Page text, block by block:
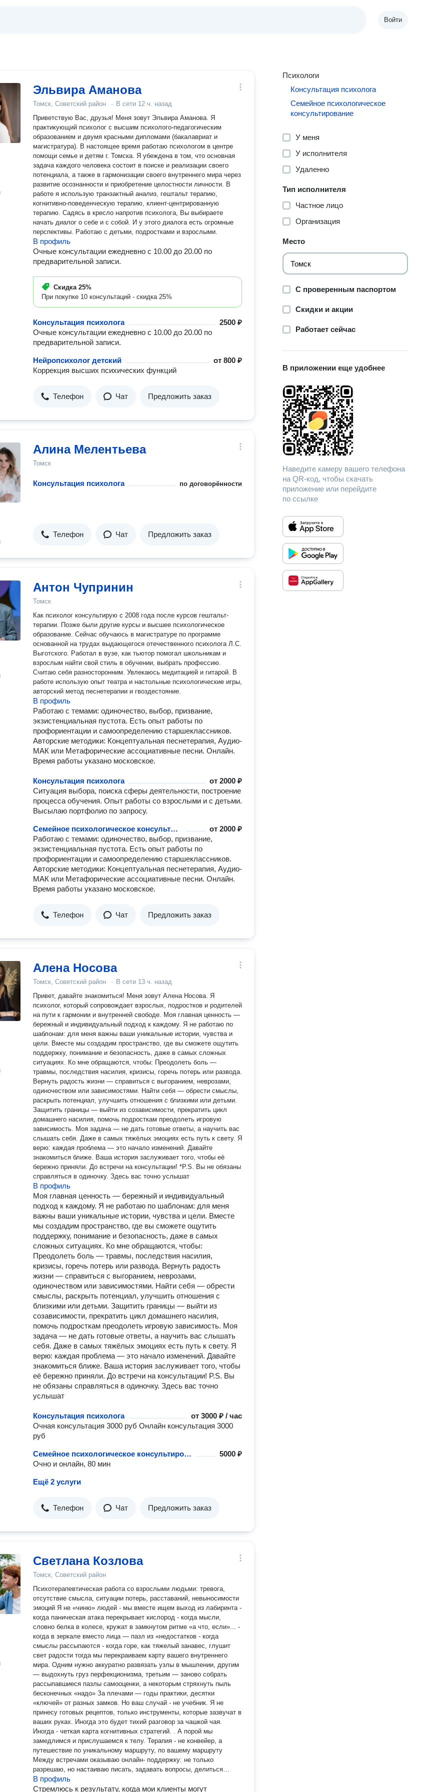
Войти
Эльвира Аманова
Томск, Советский район · В сети 12 ч. назад
Приветствую Вас, друзья! Меня зовут Эльвира Аманова. Я
практикующий психолог с высшим психолого-педагогическим
образованием и двумя красными дипломами (бакалавриат и
магистратура). В настоящее время работаю психологом в центре
помощи семье и детям г. Томска. Я убеждена в том, что основная
задача каждого человека состоит в поиске и реализации своего
потенциала, а также в гармонизации своего внутреннего мира через
развитие осознанности и приобретение целостности личности. В
работе я использую транзактный анализ, гештальт терапию,
когнитивно-поведенческую терапию, клиент-центрированную
терапию. Садясь в кресло напротив психолога, Вы выбираете
начать диалог о себе и с собой. И у этого диалога есть огромные
перспективы. Работаю с детьми, подростками и взрослыми.
В профиль
Очные консультации ежедневно с 10.00 до 20.00 по
предварительной записи.
Скидка 25%
При покупке 10 консультаций - скидка 25%
Консультация психолога
2500 ₽
Очные консультации ежедневно с 10.00 до 20.00 по
предварительной записи.
Нейропсихолог детский от800 ₽
Коррекция высших психических функций
Телефон Чат Предложить заказ
Алина Мелентьева
Томск
Консультация психолога по договорённости
Телефон Чат Предложить заказ
Антон Чупринин
Томск
Как психолог консультирую с 2008 года после курсов гештальт-
терапии. Позже были другие курсы и высшее психологическое
образование. Сейчас обучаюсь в магистратуре по программе
основанной на трудах выдающегося отечественного психолога Л.С.
Выготского. Работал в вузе, как тьютор помогал школьникам и
взрослым найти свой стиль в обучении, выбрать профессию.
Считаю себя разносторонним. Увлекаюсь медитацией и гитарой. В
работе использую опыт театра и настольные психологические игры,
авторский метод песнетерапии и гвоздестояние.
В профиль
Работаю с темами: одиночество, выбор, призвание,
экзистенциальная пустота. Есть опыт работы по
профориентации и самоопределению старшеклассников.
Авторские методики: Концептуальная песнетерапия, Аудио-
МАК или Метафорические ассоциативные песни. Онлайн.
Время работы указано московское.
Консультация психолога от2000 ₽
Ситуация выбора, поиска сферы деятельности, построение
процесса обучения. Опыт работы со взрослыми и с детьми.
Высылаю портфолио по запросу.
Семейное психологическое консультирование от2000 ₽
Работаю с темами: одиночество, выбор, призвание,
экзистенциальная пустота. Есть опыт работы по
профориентации и самоопределению старшеклассников.
Авторские методики: Концептуальная песнетерапия, Аудио-
МАК или Метафорические ассоциативные песни. Онлайн.
Время работы указано московское.
Телефон Чат Предложить заказ
Алена Носова
Томск, Советский район · В сети 13 ч. назад
Привет, давайте знакомиться! Меня зовут Алена Носова. Я
психолог, который сопровождает взрослых, подростков и родителей
на пути к гармонии и внутренней свободе. Моя главная ценность —
бережный и индивидуальный подход к каждому. Я не работаю по
шаблонам: для меня важны ваши уникальные истории, чувства и
цели. Вместе мы создадим пространство, где вы сможете ощутить
поддержку, понимание и безопасность, даже в самых сложных
ситуациях. Ко мне обращаются, чтобы: Преодолеть боль —
травмы, последствия насилия, кризисы, горечь потерь или развода.
Вернуть радость жизни — справиться с выгоранием, неврозами,
одиночеством или зависимостями. Найти себя — обрести смыслы,
раскрыть потенциал, улучшить отношения с близкими или детьми.
Защитить границы — выйти из созависимости, прекратить цикл
домашнего насилия, помочь подросткам преодолеть игровую
зависимость. Моя задача — не дать готовые ответы, а научить вас
слышать себя. Даже в самых тяжёлых эмоциях есть путь к свету. Я
верю: каждая проблема — это начало изменений. Давайте
знакомиться ближе. Ваша история заслуживает того, чтобы её
бережно приняли. До встречи на консультации! *P.S. Вы не обязаны
справляться в одиночку. Здесь вас точно услышат
В профиль
Моя главная ценность — бережный и индивидуальный
подход к каждому. Я не работаю по шаблонам: для меня
важны ваши уникальные истории, чувства и цели. Вместе
мы создадим пространство, где вы сможете ощутить
поддержку, понимание и безопасность, даже в самых
сложных ситуациях. Ко мне обращаются, чтобы:
Преодолеть боль — травмы, последствия насилия,
кризисы, горечь потерь или развода. Вернуть радость
жизни — справиться с выгоранием, неврозами,
одиночеством или зависимостями. Найти себя — обрести
смыслы, раскрыть потенциал, улучшить отношения с
близкими или детьми. Защитить границы — выйти из
созависимости, прекратить цикл домашнего насилия,
помочь подросткам преодолеть игровую зависимость. Моя
задача — не дать готовые ответы, а научить вас слышать
себя. Даже в самых тяжёлых эмоциях есть путь к свету. Я
верю: каждая проблема — это начало изменений. Давайте
знакомиться ближе. Ваша история заслуживает того, чтобы
её бережно приняли. До встречи на консультации! P.S. Вы
не обязаны справляться в одиночку. Здесь вас точно
услышат
Консультация психолога от3000 ₽ / час
Очная консультация 3000 руб Онлайн консультация 3000
руб
Семейное психологическое консультирование
5000 ₽
Очно и онлайн, 80 мин
Ещё 2 услуги
Телефон Чат Предложить заказ
Светлана Козлова
Томск, Советский район
Психотерапевтическая работа со взрослыми людьми: тревога,
отсутствие смысла, ситуации потерь, расставаний, невыносимости
эмоций Я не «чиню» людей - мы вместе ищем выход из лабиринта -
когда паническая атака перекрывает кислород - когда мысли,
словно белка в колесе, кружат в замкнутом ритме «а что, если»... -
когда в зеркале вместо лица — пазл из «недостатков - когда
смыслы рассыпаются - когда горе, как тяжелый занавес, глушит
свет радости тогда мы перекраиваем карту вашего внутреннего
мира. Одним нужно аккуратно развязать узлы в мышлении, другим
— выдохнуть груз перфекционизма, третьим — заново собрать
рассыпавшиеся пазлы самооценки, а некоторым стряхнуть пыль
бесконечных «надо» За плечами — годы практики, десятки
«ключей» от разных замков. Но ваш случай - не учебник. Я не
принесу готовых рецептов, только инструменты, которые зазвучат в
ваших руках. Иногда это будет тихий разговор за чашкой чая.
Иногда - четкая карта когнитивных стратегий. . А порой мы
замедлимся и прислушаемся к телу. Терапия - не конвейер, а
путешествие по уникальному маршруту, по вашему маршруту
Между встречами оказываю онлайн- поддержку: не только
разрешаю, но настаиваю писать, задавать вопросы, делиться
озарениями
В профиль
Стремлюсь к результату, когда мои клиенты могут
Психологи
Консультация психолога
Семейное психологическое
консультирование
У меня
У исполнителя
Удаленно
Тип исполнителя
Частное лицо
Организация
Место
С проверенным паспортом
Скидки и акции
Работает сейчас
В приложении еще удобнее
Наведите камеру вашего телефона
на QR-код, чтобы скачать
приложение или перейдите
по ссылке